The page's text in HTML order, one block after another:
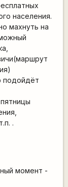
населения.
махнуть на
подойдёт
.
момент -